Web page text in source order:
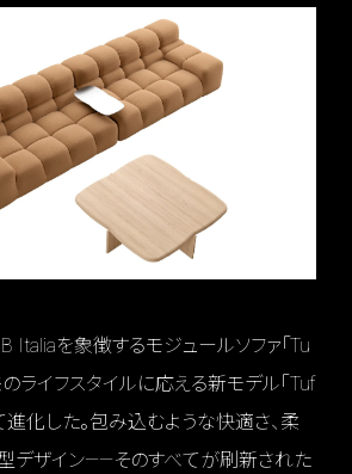
Italiaを象徴するモジュールソファ「Tu
ライフスタイルに応える新モデル「Tuf
化した。包み込むような快適さ、柔
デザイン——そのすべてが刷新された